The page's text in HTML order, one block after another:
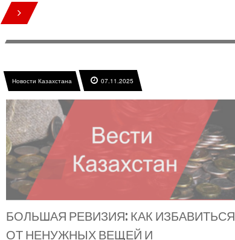
Новости Казахстана 07.11.2025
БОЛЬШАЯ РЕВИЗИЯ: КАК ИЗБАВИТЬСЯ
ОТ НЕНУЖНЫХ ВЕЩЕЙ И